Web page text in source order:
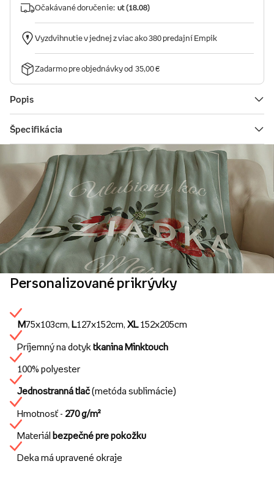
Personalizované prikrývky
M75x103cm, L127x152cm, XL152x205cm
Príjemný na dotyk tkanina Minktouch
100% polyester
Jednostranná tlač(metóda sublimácie)
Hmotnosť - 270 g/m²
Materiál bezpečné pre pokožku
Deka má upravené okraje